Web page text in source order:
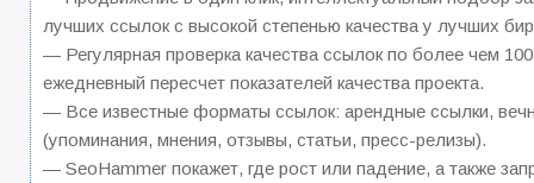
лучших ссылок с высокой степенью качества у лучших
— Регулярная проверка качества ссылок по более чем
ежедневный пересчет показателей качества проекта.
— Все известные форматы ссылок: арендные ссылки,
(упоминания, мнения, отзывы, статьи, пресс-релизы).
— SeoHammer покажет, где рост или падение, а также